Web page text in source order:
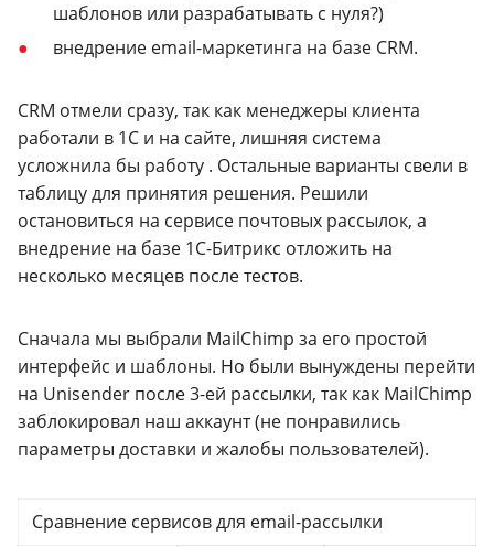
шаблонов или разрабатывать с нуля?)
внедрение email-маркетинга на базе CRM.
CRM отмели сразу, так как менеджеры клиента
работали в 1С и на сайте, лишняя система
усложнила бы работу . Остальные варианты свели в
таблицу для принятия решения. Решили
остановиться на сервисе почтовых рассылок, а
внедрение на базе 1С-Битрикс отложить на
несколько месяцев после тестов.
Сначала мы выбрали MailChimp за его простой
интерфейс и шаблоны. Но были вынуждены перейти
на Unisender после 3-ей рассылки, так как MailChimp
заблокировал наш аккаунт (не понравились
параметры доставки и жалобы пользователей).
Сравнение сервисов для email-рассылки